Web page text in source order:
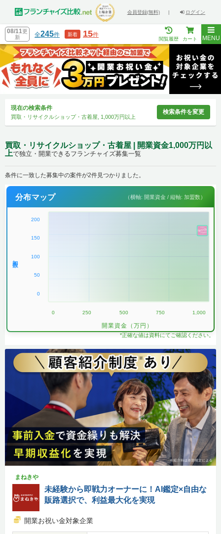
会員登録(無料) | ログイン
08/11更
新
全245件 新着 15件
閲覧履歴 カート MENU
現在の検索条件
買取・リサイクルショップ・古着屋, 1,000万円以上
検索条件を変更
買取・リサイクルショップ・古着屋 | 開業資金1,000万円以
上で独立・開業できるフランチャイズ募集一覧
条件に一致した募集中の案件が2件見つかりました。
分布マップ （横軸: 開業資金 / 縦軸: 加盟数）
200
150
100
50
0
0 250 500 750 1,000
開業資金（万円）
*正確な値は資料にてご確認ください。
まねきや
未経験から即戦力オーナーに！AI鑑定×自由な
販路選択で、利益最大化を実現
開業お祝い金対象企業